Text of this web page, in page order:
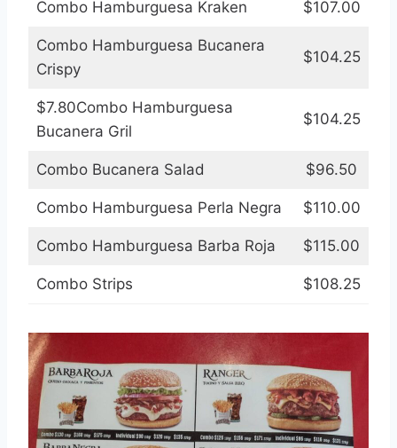
Combo Hamburguesa Kraken $107.00
Combo Hamburguesa Bucanera
Crispy
$104.25
$7.80Combo Hamburguesa
Bucanera Gril
$104.25
Combo Bucanera Salad $96.50
Combo Hamburguesa Perla Negra $110.00
Combo Hamburguesa Barba Roja $115.00
Combo Strips $108.25